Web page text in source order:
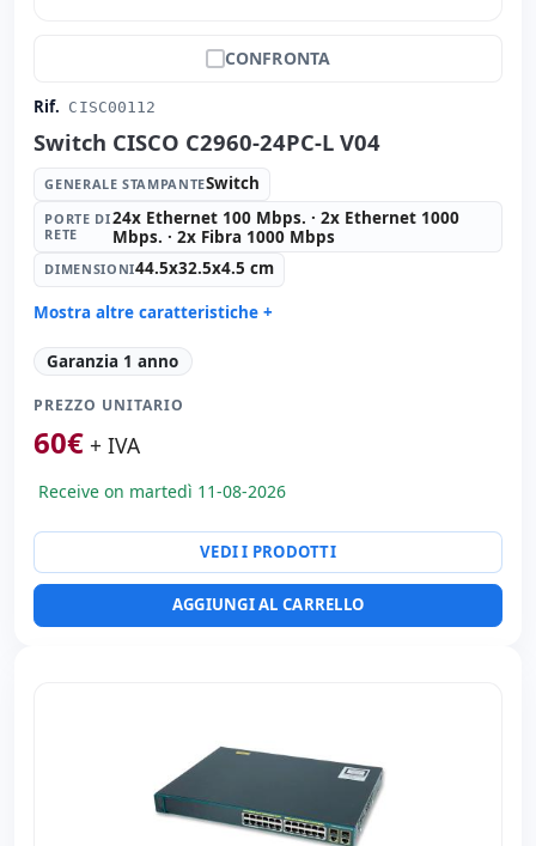
CONFRONTA
Rif. CISC00112
Switch CISCO C2960-24PC-L V04
GENERALE STAMPANTESwitch
PORTE DI
RETE
24x Ethernet 100 Mbps. · 2x Ethernet 1000
Mbps. · 2x Fibra 1000 Mbps
DIMENSIONI44.5x32.5x4.5 cm
Mostra altre caratteristiche +
Generale stampante:
Porte di rete: 24x Ethernet 100 Mbps. · 2x Ethernet
1000 Mbps. · 2x Fibra 1000 Mbps.
Dimensioni:
Peso:
4.50 Kg.
Garanzia 1 anno
PREZZO UNITARIO
60€ + IVA
Receive on martedì 11-08-2026
VEDI I PRODOTTI
AGGIUNGI AL CARRELLO